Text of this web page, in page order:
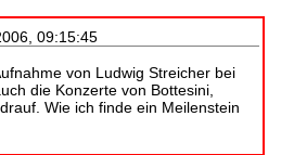
09:15:45
von Ludwig Streicher bei
die Konzerte von Bottesini,
Wie ich finde ein Meilenstein